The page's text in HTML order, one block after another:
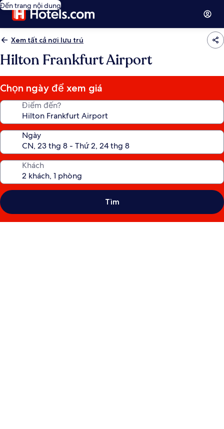
Đến trang nội dung
Xem tất cả nơi lưu trú
Hilton Frankfurt Airport
Chọn ngày để xem giá
Điểm đến?
Ngày
Khách
Tìm